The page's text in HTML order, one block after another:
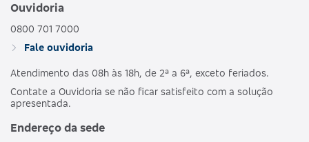
Ouvidoria
0800 701 7000
Fale ouvidoria
Atendimento das 08h às 18h, de 2ª a 6ª, exceto feriados.
Contate a Ouvidoria se não ficar satisfeito com a solução
apresentada.
Endereço da sede